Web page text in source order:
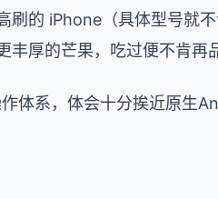
的 iPhone（具体型号就不
厚的芒果，吃过便不肯再
体系，体会十分挨近原生